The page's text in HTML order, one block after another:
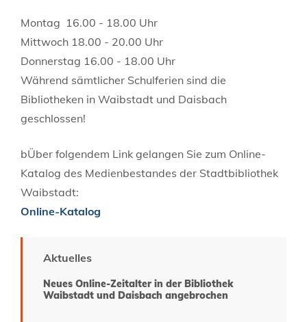
Montag 16.00 - 18.00 Uhr
Mittwoch 18.00 - 20.00 Uhr
Donnerstag 16.00 - 18.00 Uhr
Während sämtlicher Schulferien sind die
Bibliotheken in Waibstadt und Daisbach
geschlossen!
bÜber folgendem Link gelangen Sie zum Online-
Katalog des Medienbestandes der Stadtbibliothek
Waibstadt:
Online-Katalog
Aktuelles
Neues Online-Zeitalter in der Bibliothek
Waibstadt und Daisbach angebrochen